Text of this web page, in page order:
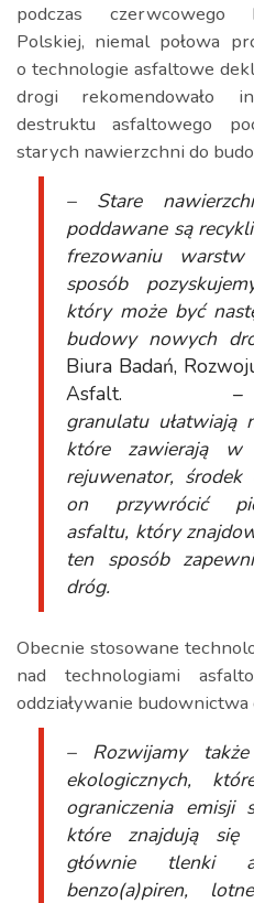
podczas czerwcowego
Polskiej, niemal połowa
o technologie asfaltowe
drogi rekomendowało
destruktu asfaltowego
starych nawierzchni do
– Stare
poddawane są
frezowaniu
sposób
który może być
budowy nowych
Biura Badań,
Asfalt. –
granulatu ułatwiają
które zawierają w
rejuwenator, środek
on przywrócić
asfaltu, który
ten sposób
dróg.
Obecnie stosowane
nad technologiami
oddziaływanie
– Rozwijamy
ekologicznych,
ograniczenia emisji
które znajdują
głównie tlenki
benzo(a)piren,